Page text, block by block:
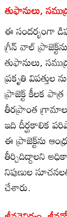
తుఫానులు,
ఈ సందర్భంగా
గ్రీన్ వాల్
తుఫానులు,
ప్రకృతి
ప్రాజెక్ట్ కీలక
తీరప్రాంత
ఇది దీర్ఘకాలిక
ఈ ప్రాజెక్ట్‌ను
తీర్చిదిద్దాలని
నిపుణుల
చేశారు.